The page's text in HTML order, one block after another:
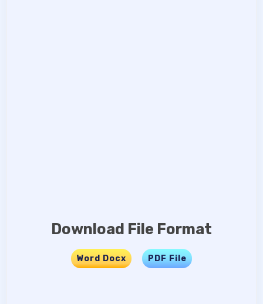
Download File Format
Word Docx ….. PDF File